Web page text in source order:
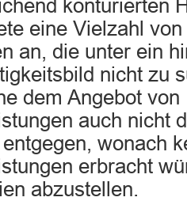
konturierten
eine Vielzahl
an, die unter ein
nicht zu
dem Angebot von
auch nicht
wonach
erbracht
abzustellen.